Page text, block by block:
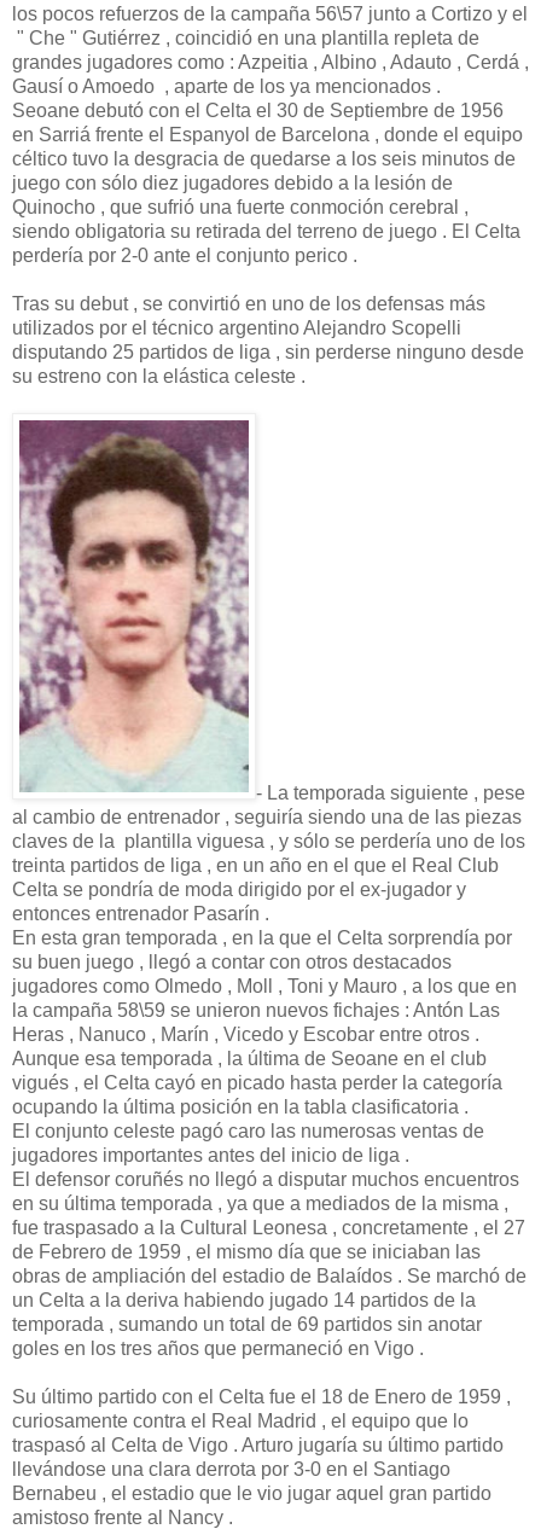
los pocos refuerzos de la campaña 56\57 junto a Cortizo y el
" Che " Gutiérrez , coincidió en una plantilla repleta de
grandes jugadores como : Azpeitia , Albino , Adauto , Cerdá ,
Gausí o Amoedo , aparte de los ya mencionados .
Seoane debutó con el Celta el 30 de Septiembre de 1956
en Sarriá frente el Espanyol de Barcelona , donde el equipo
céltico tuvo la desgracia de quedarse a los seis minutos de
juego con sólo diez jugadores debido a la lesión de
Quinocho , que sufrió una fuerte conmoción cerebral ,
siendo obligatoria su retirada del terreno de juego . El Celta
perdería por 2-0 ante el conjunto perico .
Tras su debut , se convirtió en uno de los defensas más
utilizados por el técnico argentino Alejandro Scopelli
disputando 25 partidos de liga , sin perderse ninguno desde
su estreno con la elástica celeste .
- La temporada siguiente , pese
al cambio de entrenador , seguiría siendo una de las piezas
claves de la plantilla viguesa , y sólo se perdería uno de los
treinta partidos de liga , en un año en el que el Real Club
Celta se pondría de moda dirigido por el ex-jugador y
entonces entrenador Pasarín .
En esta gran temporada , en la que el Celta sorprendía por
su buen juego , llegó a contar con otros destacados
jugadores como Olmedo , Moll , Toni y Mauro , a los que en
la campaña 58\59 se unieron nuevos fichajes : Antón Las
Heras , Nanuco , Marín , Vicedo y Escobar entre otros .
Aunque esa temporada , la última de Seoane en el club
vigués , el Celta cayó en picado hasta perder la categoría
ocupando la última posición en la tabla clasificatoria .
El conjunto celeste pagó caro las numerosas ventas de
jugadores importantes antes del inicio de liga .
El defensor coruñés no llegó a disputar muchos encuentros
en su última temporada , ya que a mediados de la misma ,
fue traspasado a la Cultural Leonesa , concretamente , el 27
de Febrero de 1959 , el mismo día que se iniciaban las
obras de ampliación del estadio de Balaídos . Se marchó de
un Celta a la deriva habiendo jugado 14 partidos de la
temporada , sumando un total de 69 partidos sin anotar
goles en los tres años que permaneció en Vigo .
Su último partido con el Celta fue el 18 de Enero de 1959 ,
curiosamente contra el Real Madrid , el equipo que lo
traspasó al Celta de Vigo . Arturo jugaría su último partido
llevándose una clara derrota por 3-0 en el Santiago
Bernabeu , el estadio que le vio jugar aquel gran partido
amistoso frente al Nancy .